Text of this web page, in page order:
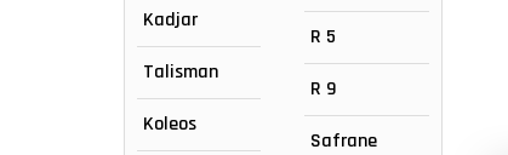
Kadjar
Talisman
Koleos
R 5
R 9
Safrane